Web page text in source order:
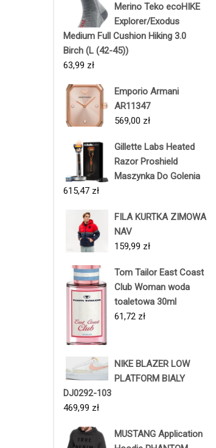
Merino Teko ecoHIKE
Explorer/Exodus
Medium Full Cushion Hiking 3.0
Birch (L (42-45))
63,99 zł
Emporio Armani
AR11347
569,00 zł
Gillette Labs Heated
Razor Proshield
Maszynka Do Golenia
615,47 zł
FILA KURTKA ZIMOWA
NAV
159,99 zł
Tom Tailor East Coast
Club Woman woda
toaletowa 30ml
61,72 zł
NIKE BLAZER LOW
PLATFORM BIALY
DJ0292-103
469,99 zł
MUSTANG Application